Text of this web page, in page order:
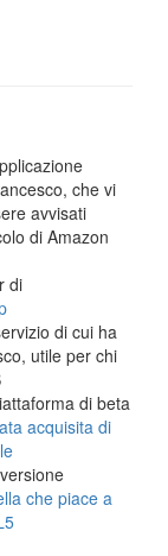
che vi
avvisati
di Amazon
di
di cui ha
utile per chi
di beta
acquisita di
che piace a